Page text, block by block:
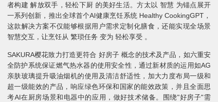
者构建 解放双手，轻松下厨 的美好生活。方太以 智慧 为锚点展开
一系列创新，推出全球首个AI健康烹饪系统 Healthy CookingGPT，
这款解决方案不仅能够根据用户需求定制化膳食，还能实现全场景
智慧交互，让烹饪从 繁琐任务 变为 轻松享受 。
SAKURA樱花致力打造更符合 好房子 概念的技术及产品，如六重安
全防护系统保证燃气热水器的使用安全性，通过新材质的运用如AG
亲肤玻璃提升吸油烟机的使用及清洁舒适性，加大力度布局一级和
超一级能效的产品，响应绿色环保和国家的能效政策，并且全面思
考AI在厨房场景和电器中的应用，做好技术储备。围绕"好房子"需